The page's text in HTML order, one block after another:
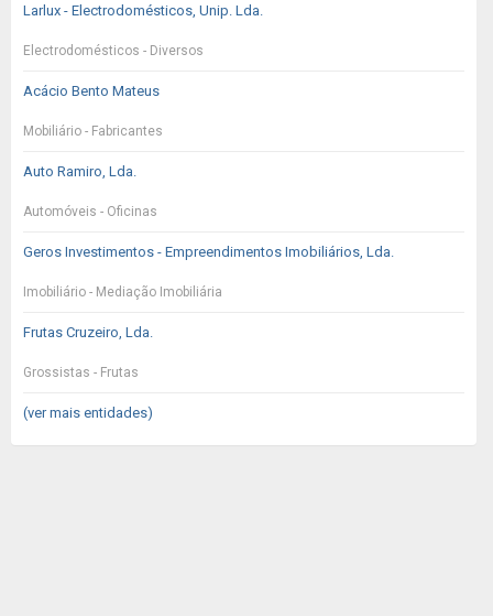
Larlux - Electrodomésticos, Unip. Lda.
Electrodomésticos - Diversos
Acácio Bento Mateus
Mobiliário - Fabricantes
Auto Ramiro, Lda.
Automóveis - Oficinas
Geros Investimentos - Empreendimentos Imobiliários, Lda.
Imobiliário - Mediação Imobiliária
Frutas Cruzeiro, Lda.
Grossistas - Frutas
(ver mais entidades)